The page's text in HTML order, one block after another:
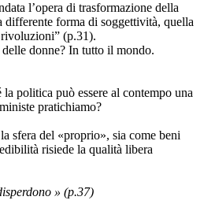
l’opera di trasformazione della
forma di soggettività, quella
(p.31).
donne? In tutto il mondo.
politica può essere al contempo una
pratichiamo?
sfera del «proprio», sia come beni
risiede la qualità libera
» (p.37)